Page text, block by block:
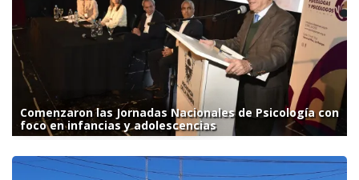
Comenzaron las Jornadas Nacionales de Psicología con
foco en infancias y adolescencias